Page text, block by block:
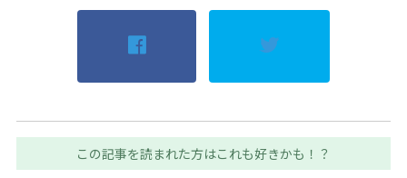
この記事を読まれた方はこれも好きかも！？